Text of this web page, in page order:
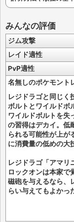
みんなの評価
ジム攻撃
レイド適性
PvP適性
名無しのポケモント
レジドラゴと同じく
ボルトとワイルドボ
ワイルドボルトを失
の習得はデカイ。低
られる可能性が上が
に消費量の低めの大
レジドラゴ「アマリ
ロックオンは本家で
磁砲を与えるなら、
らい与えてもよかっ